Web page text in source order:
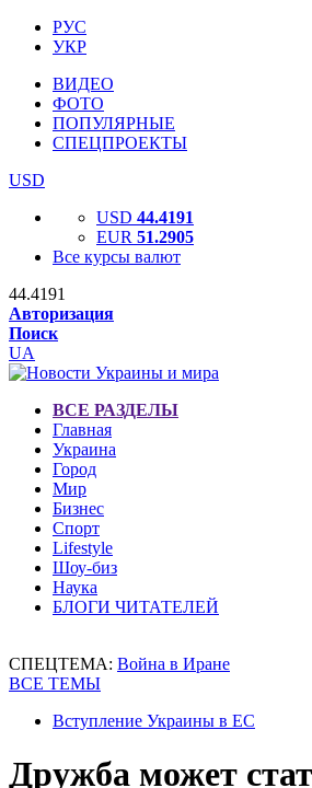
РУС
УКР
ВИДЕО
ФОТО
ПОПУЛЯРНЫЕ
СПЕЦПРОЕКТЫ
USD
USD 44.4191
EUR 51.2905
Все курсы валют
44.4191
Авторизация
Поиск
UA
ВСЕ РАЗДЕЛЫ
Главная
Украина
Город
Мир
Бизнес
Спорт
Lifestyle
Шоу-биз
Наука
БЛОГИ ЧИТАТЕЛЕЙ
СПЕЦТЕМА: Война в Иране
ВСЕ ТЕМЫ
Вступление Украины в ЕС
Дружба может